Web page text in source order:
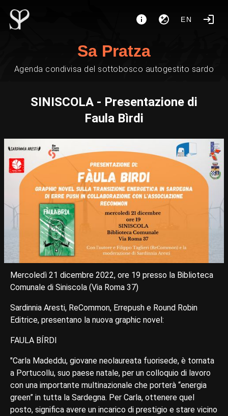
EN
Sa Pratza
Agenda condivisa del sottobosco autogestito sardo
SINISCOLA - Presentazione di
Faula Bìrdi
Mercoledì 21 dicembre 2022, ore 19 presso la Biblioteca
Comunale di Siniscola (Via Roma 37)
Sardinnia Aresti, ReCommon, Errepush e Round Robin
Editrice, presentano la nuova graphic novel:
FAULA BÍRDI
"Carla Madeddu, giovane neolaureata fuorisede, è tornata
a Portucollu, suo paese natale, per un colloquio di lavoro
con una importante multinazionale che porterà “energia
green” in tutta la Sardegna. Per Carla, ottenere quel
posto, significa avere un incarico di prestigio e stare vicino